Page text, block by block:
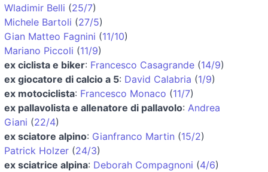
Wladimir Belli (25/7)
Michele Bartoli (27/5)
Gian Matteo Fagnini (11/10)
Mariano Piccoli (11/9)
ex ciclista e biker: Francesco Casagrande (14/9)
ex giocatore di calcio a 5: David Calabria (1/9)
ex motociclista: Francesco Monaco (11/7)
ex pallavolista e allenatore di pallavolo: Andrea
Giani (22/4)
ex sciatore alpino: Gianfranco Martin (15/2)
Patrick Holzer (24/3)
ex sciatrice alpina: Deborah Compagnoni (4/6)